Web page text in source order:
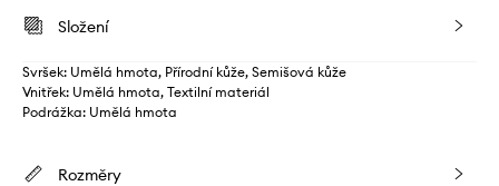
Složení
Svršek: Umělá hmota, Přírodní kůže, Semišová kůže
Vnitřek: Umělá hmota, Textilní materiál
Podrážka: Umělá hmota
Rozměry